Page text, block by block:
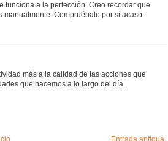
funciona a la perfección. Creo recordar que
manualmente. Compruébalo por si acaso.
más a la calidad de las acciones que
que hacemos a lo largo del día.
Entrada antigua